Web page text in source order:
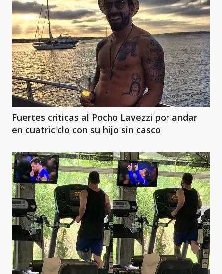
Fuertes críticas al Pocho Lavezzi por andar
en cuatriciclo con su hijo sin casco